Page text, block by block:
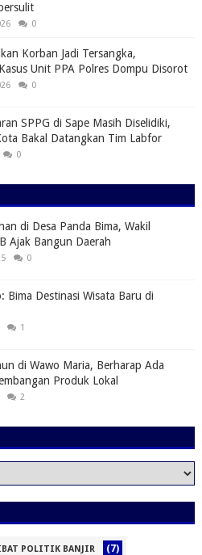
0
Korban Jadi Tersangka,
Unit PPA Polres Dompu Disorot
0
SPPG di Sape Masih Diselidiki,
Bakal Datangkan Tim Labfor
0
di Desa Panda Bima, Wakil
Ajak Bangun Daerah
0
Bima Destinasi Wisata Baru di
1
di Wawo Maria, Berharap Ada
Produk Lokal
2
POLITIK BANJIR (7)